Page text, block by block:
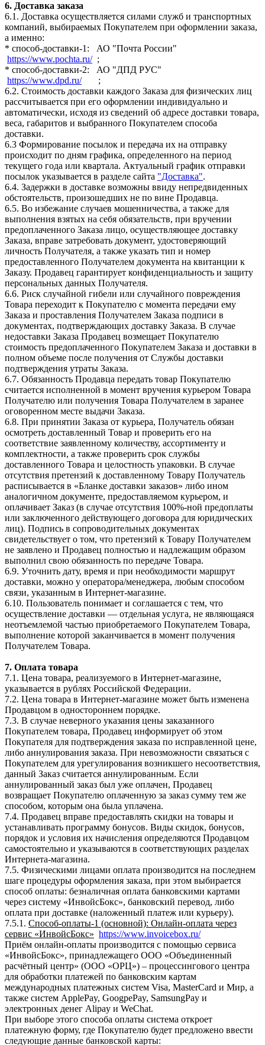
6. Доставка заказа
6.1. Доставка осуществляется силами служб и транспортных
компаний, выбираемых Покупателем при оформлении заказа,
а именно:
* способ-доставки-1: АО "Почта России"
https://www.pochta.ru/;
* способ-доставки-2: АО "ДПД РУС"
https://www.dpd.ru/;
6.2. Стоимость доставки каждого Заказа для физических лиц
рассчитывается при его оформлении индивидуально и
автоматически, исходя из сведений об адресе доставки товара,
веса, габаритов и выбранного Покупателем способа
доставки.
6.3 Формирование посылок и передача их на отправку
происходит по дням графика, определенного на период
текущего года или квартала. Актуальный график отправки
посылок указывается в разделе сайта "Доставка".
6.4. Задержки в доставке возможны ввиду непредвиденных
обстоятельств, произошедших не по вине Продавца.
6.5. Во избежание случаев мошенничества, а также для
выполнения взятых на себя обязательств, при вручении
предоплаченного Заказа лицо, осуществляющее доставку
Заказа, вправе затребовать документ, удостоверяющий
личность Получателя, а также указать тип и номер
предоставленного Получателем документа на квитанции к
Заказу. Продавец гарантирует конфиденциальность и защиту
персональных данных Получателя.
6.6. Риск случайной гибели или случайного повреждения
Товара переходит к Покупателю с момента передачи ему
Заказа и проставления Получателем Заказа подписи в
документах, подтверждающих доставку Заказа. В случае
недоставки Заказа Продавец возмещает Покупателю
стоимость предоплаченного Покупателем Заказа и доставки в
полном объеме после получения от Службы доставки
подтверждения утраты Заказа.
6.7. Обязанность Продавца передать товар Покупателю
считается исполненной в момент вручения курьером Товара
Получателю или получения Товара Получателем в заранее
оговоренном месте выдачи Заказа.
6.8. При принятии Заказа от курьера, Получатель обязан
осмотреть доставленный Товар и проверить его на
соответствие заявленному количеству, ассортименту и
комплектности, а также проверить срок службы
доставленного Товара и целостность упаковки. В случае
отсутствия претензий к доставленному Товару Получатель
расписывается в «Бланке доставки заказов» либо ином
аналогичном документе, предоставляемом курьером, и
оплачивает Заказ (в случае отсутствия 100%-ной предоплаты
или заключенного действующего договора для юридических
лиц). Подпись в сопроводительных документах
свидетельствует о том, что претензий к Товару Получателем
не заявлено и Продавец полностью и надлежащим образом
выполнил свою обязанность по передаче Товара.
6.9. Уточнить дату, время и при необходимости маршрут
доставки, можно у оператора/менеджера, любым способом
связи, указанным в Интернет-магазине.
6.10. Пользователь понимает и соглашается с тем, что
осуществление доставки — отдельная услуга, не являющаяся
неотъемлемой частью приобретаемого Покупателем Товара,
выполнение которой заканчивается в момент получения
Получателем Товара.
7. Оплата товара
7.1. Цена товара, реализуемого в Интернет-магазине,
указывается в рублях Российской Федерации.
7.2. Цена товара в Интернет-магазине может быть изменена
Продавцом в одностороннем порядке.
7.3. В случае неверного указания цены заказанного
Покупателем товара, Продавец информирует об этом
Покупателя для подтверждения заказа по исправленной цене,
либо аннулирования заказа. При невозможности связаться с
Покупателем для урегулирования возникшего несоответствия,
данный Заказ считается аннулированным. Если
аннулированный заказ был уже оплачен, Продавец
возвращает Покупателю оплаченную за заказ сумму тем же
способом, которым она была уплачена.
7.4. Продавец вправе предоставлять скидки на товары и
устанавливать программу бонусов. Виды скидок, бонусов,
порядок и условия их начисления определяются Продавцом
самостоятельно и указываются в соответствующих разделах
Интернета-магазина.
7.5. Физическими лицами оплата производится на последнем
шаге процедуры оформления заказа, при этом выбирается
способ оплаты: безналичная оплата банковскими картами
через систему «ИнвойсБокс», банковский перевод, либо
оплата при доставке (наложенный платеж или курьеру).
7.5.1. Способ-оплаты-1 (основной): Онлайн-оплата через
сервис «ИнвойсБокс» https://www.invoicebox.ru/
Приём онлайн-оплаты производится с помощью сервиса
«ИнвойсБокс», принадлежащего ООО «Объединенный
расчётный центр» (ООО «ОРЦ») – процессингового центра
для обработки платежей по банковским картам
международных платежных систем Visa, MasterCard и Мир, а
также систем ApplePay, GoogpePay, SamsungPay и
электронных денег Alipay и WeChat.
При выборе этого способа оплаты система откроет
платежную форму, где Покупателю будет предложено ввести
следующие данные банковской карты: